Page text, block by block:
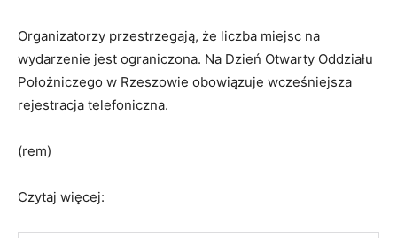
Organizatorzy przestrzegają, że liczba miejsc na
wydarzenie jest ograniczona. Na Dzień Otwarty Oddziału
Położniczego w Rzeszowie obowiązuje wcześniejsza
rejestracja telefoniczna.
(rem)
Czytaj więcej: